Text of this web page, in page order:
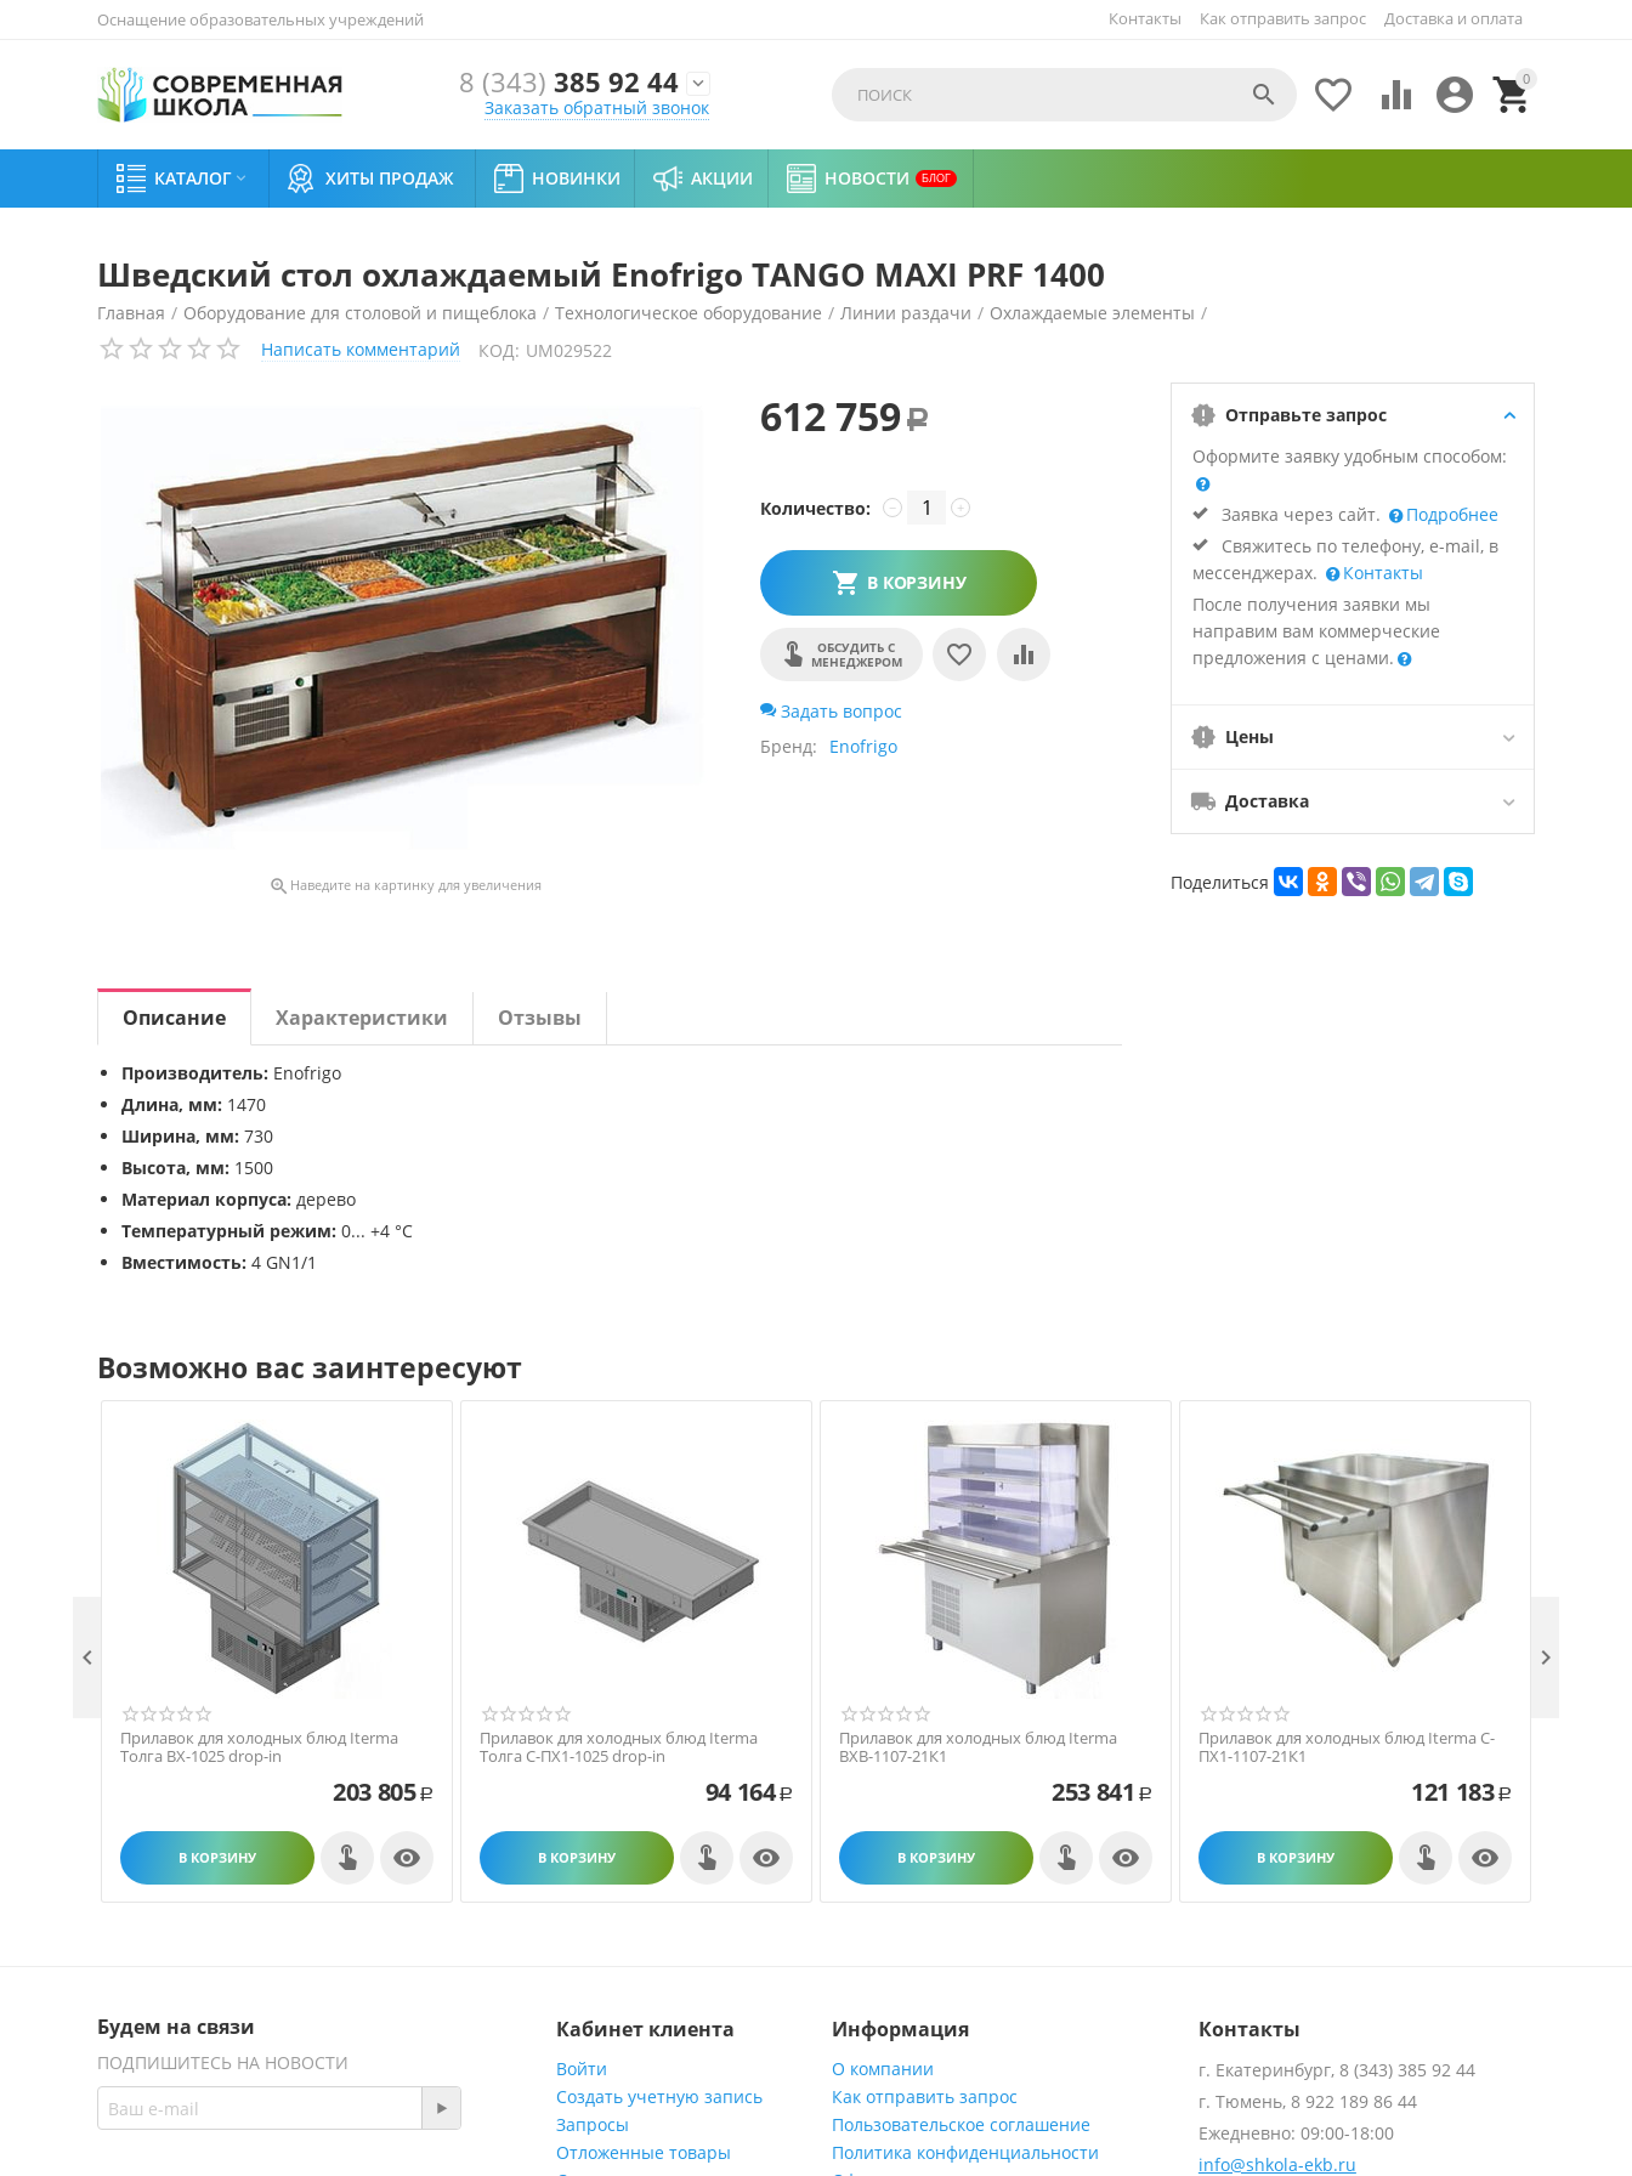
Оснащение образовательных учреждений Как отправить запрос Доставка и оплата
Контакты
8 (343) 385 92 44 
Заказать обратный звонок
0


 

КАТАЛОГ  ХИТЫ ПРОДАЖ НОВИНКИ АКЦИИ НОВОСТИ БЛОГ
Шведский стол охлаждаемый Enofrigo TANGO MAXI PRF 1400
Главная / Оборудование для столовой и пищеблока / Технологическое оборудование / Линии раздачи / Охлаждаемые элементы /
Шведский стол охлаждаемый Enofrigo TANGO MAXI PRF 1400
Написать комментарий КОД: UM029522
 Наведите на картинку для увеличения
612 759 Р
Количество: +
−
В КОРЗИНУ
ОБСУДИТЬ С
МЕНЕДЖЕРОМ
Задать вопрос
Бренд
Enofrigo
Отправьте запрос
Оформите заявку удобным способом:
Заявка через сайт.
Подробнее
Свяжитесь по телефону, e-mail, в
мессенджерах.
Контакты
После получения заявки мы
направим вам коммерческие
предложения с ценами.
Цены
Доставка
Поделиться
Описание Характеристики Отзывы
Производитель: Enofrigo
Длина, мм: 1470
Ширина, мм: 730
Высота, мм: 1500
Материал корпуса: дерево
Температурный режим: 0... +4 °C
Вместимость: 4 GN1/1
Возможно вас заинтересуют
Прилавок для холодных блюд Iterma
Толга ВХ-1025 drop-in
203 805 Р
В КОРЗИНУ 
Прилавок для холодных блюд Iterma
Толга С-ПХ1-1025 drop-in
94 164 Р
В КОРЗИНУ 
Прилавок для холодных блюд Iterma
ВХВ-1107-21К1
253 841 Р
В КОРЗИНУ 
Прилавок для холодных блюд Iterma С-
ПХ1-1107-21К1
121 183 Р
В КОРЗИНУ 
 
Будем на связи
ПОДПИШИТЕСЬ НА НОВОСТИ
Кабинет клиента
Войти
Создать учетную запись
Запросы
Отложенные товары
Информация
О компании
Как отправить запрос
Пользовательское соглашение
Политика конфиденциальности
Контакты
г. Екатеринбург, 8 (343) 385 92 44
г. Тюмень, 8 922 189 86 44
Ежедневно: 09:00-18:00
info@shkola-ekb.ru